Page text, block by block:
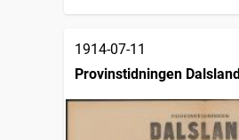
1914-07-11
Provinstidningen Dalsland